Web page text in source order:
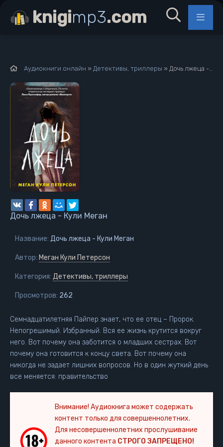
Аудиокниги онлайн » Детективы, триллеры » Дочь лжеца - Кули Меган
Дочь лжеца - Кули Меган
Название: Дочь лжеца - Кули Меган
Автор: Меган Кули Петерсон
Категория: Детективы, триллеры
Просмотров: 262
Семнадцатилетняя Пайпер знает, что ее отец – Пророк.
Непогрешимый. Избранный. Вся ее жизнь крутится вокруг
него. Вот почему она заботится о младших сестрах. Вот
почему она готовится к концу света. Вот почему она
никогда не задает лишних вопросов. Но в один жуткий день
все меняется: правительство
Внимание! Аудиокнига может содержать
контент только для совершеннолетних.
Для несовершеннолетних прослушивание
данного контента СТРОГО ЗАПРЕЩЕНО!
knigimp3.com